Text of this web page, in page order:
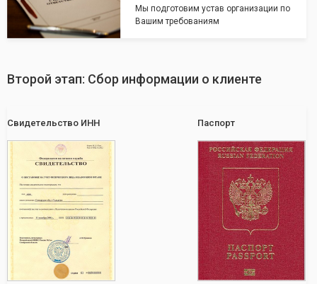
Мы подготовим устав организации по
Вашим требованиям
Второй этап: Сбор информации о клиенте
Свидетельство ИНН Паспорт